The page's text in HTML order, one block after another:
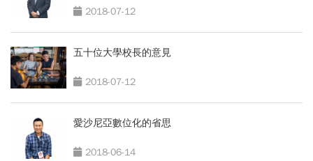
2018-07-12
五十位大學校長的意見
2018-07-12
愛沙尼亞數位化的省思
2018-06-14